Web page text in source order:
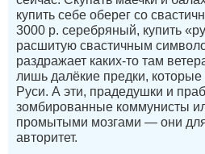
купить себе оберег со
3000 р. серебряный, купить
расшитую свастичным
раздражает каких-то там
лишь далёкие предки,
Руси. А эти, прадедушки и
зомбированные коммунисты
промытыми мозгами — они
авторитет.